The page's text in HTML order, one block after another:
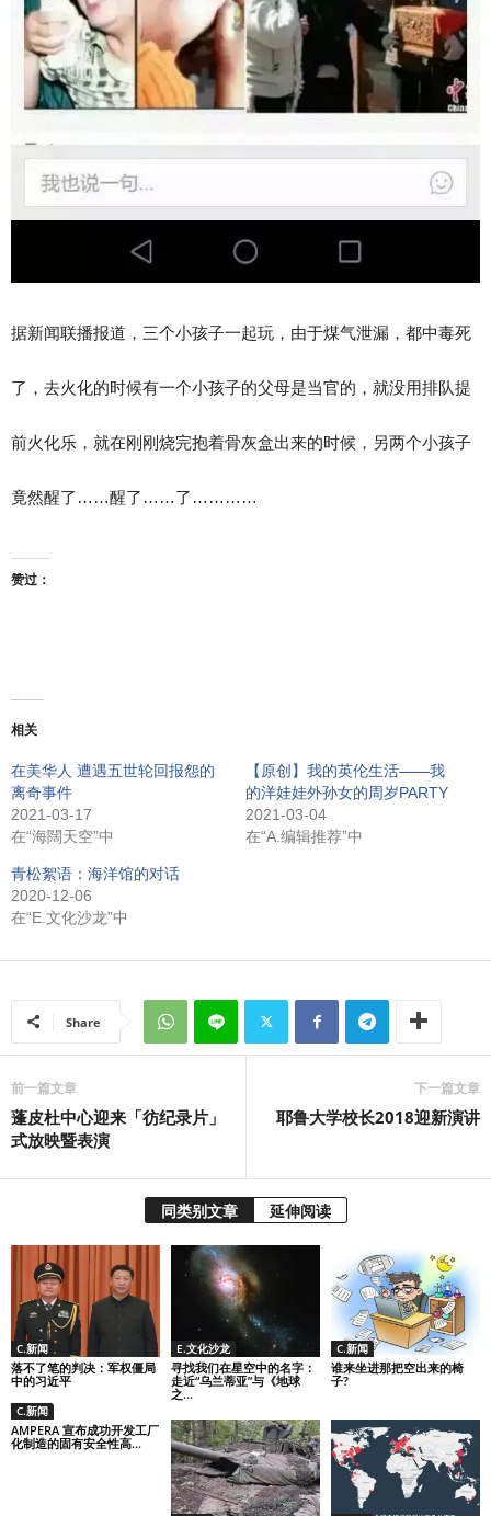
据新闻联播报道，三个小孩子一起玩，由于煤气泄漏，都中毒死
了，去火化的时候有一个小孩子的父母是当官的，就没用排队提
前火化乐，就在刚刚烧完抱着骨灰盒出来的时候，另两个小孩子
竟然醒了……醒了……了…………
赞过：
相关
在美华人 遭遇五世轮回报怨的
离奇事件
2021-03-17
在“海闊天空”中
【原创】我的英伦生活——我
的洋娃娃外孙女的周岁PARTY
2021-03-04
在“A.编辑推荐”中
青松絮语：海洋馆的对话
2020-12-06
在“E.文化沙龙”中
Share
前一篇文章
蓬皮杜中心迎来「彷纪录片」
式放映暨表演
下一篇文章
耶鲁大学校长2018迎新演讲
同类别文章 延伸阅读
C.新闻
落不了笔的判决：军权僵局
中的习近平
E.文化沙龙
寻找我们在星空中的名字：
走近“乌兰蒂亚”与《地球
之...
C.新闻
谁来坐进那把空出来的椅
子?
C.新闻
AMPERA 宣布成功开发工厂
化制造的固有安全性高...